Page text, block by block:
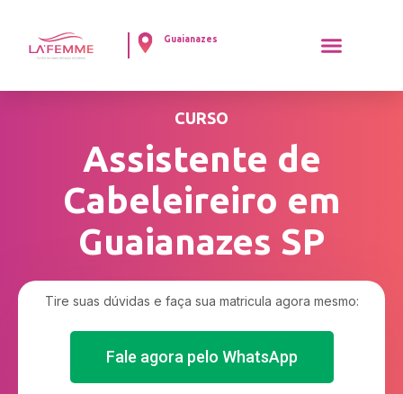
Guaianazes
CURSO
Assistente de
Cabeleireiro em
Guaianazes SP
Tire suas dúvidas e faça sua matricula agora mesmo:
Fale agora pelo WhatsApp